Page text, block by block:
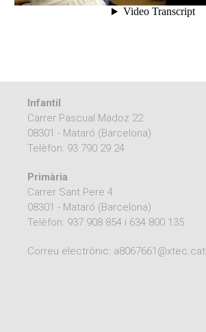
Infantil
Carrer Pascual Madoz 22
08301 - Mataró (Barcelona)
Telèfon: 93 790 29 24
Primària
Carrer Sant Pere 4
08301 - Mataró (Barcelona)
Telèfon: 937 908 854 i 634 800 135
Correu electrònic: a8067661@xtec.cat